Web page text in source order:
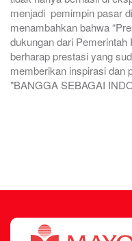
menjadi pemimpin pasar
menambahkan bahwa
dukungan dari
berharap prestasi yang
memberikan inspirasi dan
"BANGGA SEBAGAI